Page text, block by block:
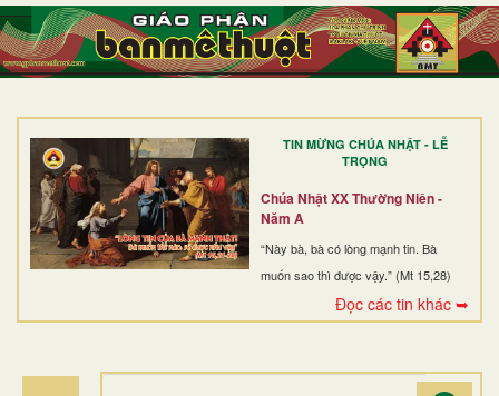
TIN MỪNG CHÚA NHẬT - LỄ
TRỌNG
Chúa Nhật XX Thường Niên -
Năm A
“Này bà, bà có lòng mạnh tin. Bà
muốn sao thì được vậy.” (Mt 15,28)
Đọc các tin khác ➥
TRANG NHẤT
GIỚI THIỆU
DÒNG TU
BAN MỤC VỤ
ĐOÀN THỂ CG
ĐIỂM HÀNH HƯƠNG